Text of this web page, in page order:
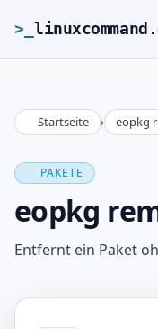
>_
>_
Roadmap
Kontakt
Startseite › eopkg
PAKETE
eopkg
Entfernt ein Paket